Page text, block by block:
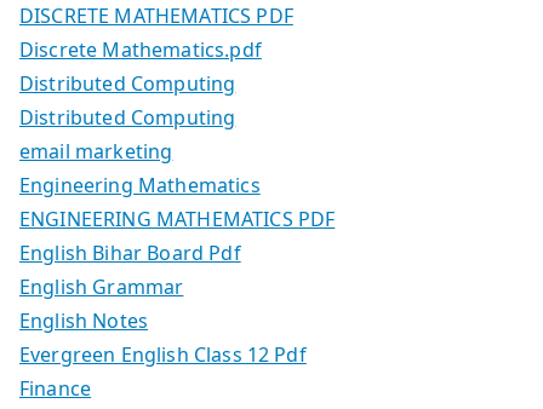
DISCRETE MATHEMATICS PDF
Discrete Mathematics.pdf
Distributed Computing
Distributed Computing
email marketing
Engineering Mathematics
ENGINEERING MATHEMATICS PDF
English Bihar Board Pdf
English Grammar
English Notes
Evergreen English Class 12 Pdf
Finance